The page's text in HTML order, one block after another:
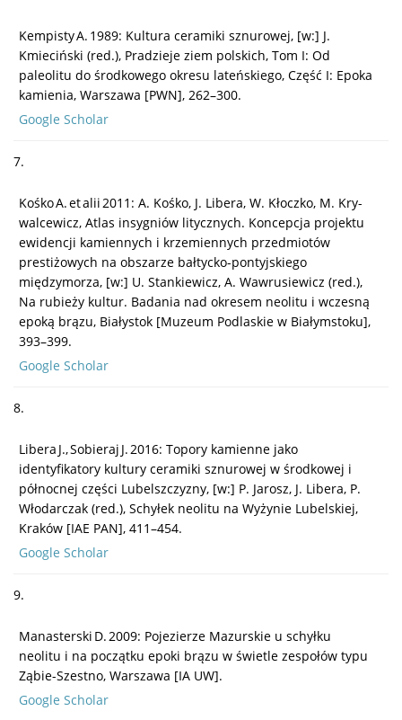
Kempisty A. 1989: Kultura ceramiki sznurowej, [w:] J.
Kmieciński (red.), Pradzieje ziem polskich, Tom I: Od
paleolitu do środkowego okresu lateńskiego, Część I: Epoka
kamienia, Warszawa [PWN], 262–300.
Google Scholar
7.
Kośko A. et alii 2011: A. Kośko, J. Libera, W. Kłoczko, M. Kry­
walcewicz, Atlas insygniów litycznych. Koncepcja projektu
ewidencji kamiennych i krzemiennych przedmiotów
prestiżowych na obszarze bałtycko-pontyjskiego
międzymorza, [w:] U. Stankiewicz, A. Wawrusiewicz (red.),
Na rubieży kultur. Badania nad okresem neolitu i wczesną
epoką brązu, Białystok [Muzeum Podlaskie w Białymstoku],
393–399.
Google Scholar
8.
Libera J., Sobieraj J. 2016: Topory kamienne jako
identyfikatory kultury ceramiki sznurowej w środkowej i
północnej części Lubelszczyzny, [w:] P. Jarosz, J. Libera, P.
Włodarczak (red.), Schyłek neolitu na Wyżynie Lubelskiej,
Kraków [IAE PAN], 411–454.
Google Scholar
9.
Manasterski D. 2009: Pojezierze Mazurskie u schyłku
neolitu i na początku epoki brązu w świetle zespołów typu
Ząbie-Szestno, Warszawa [IA UW].
Google Scholar